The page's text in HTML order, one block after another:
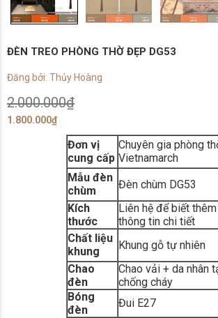
ĐÈN TREO PHÒNG THỜ ĐẸP DG53
Đăng bởi: Thủy Hoàng
2.000.000₫
1.800.000₫
Đơn vị
cung cấp
Chuyên gia phòng
Vietnamarch
Mẫu đèn
chùm
Đèn chùm DG53
Kích
thước
Liên hệ để biết thêm
thông tin chi tiết
Chất liệu
khung
Khung gỗ tự nhiên
Chao
đèn
Chao vải + da nhân
chống cháy
Bóng
đèn
Đui E27